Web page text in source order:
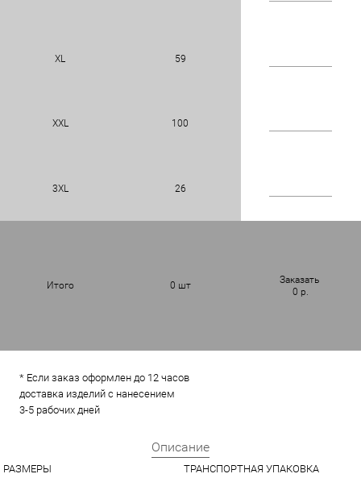
XL 59
XXL 100
3XL 26
Итого 0 шт
Заказать
0 р.
* Если заказ оформлен до 12 часов
доставка изделий с нанесением
3-5 рабочих дней
Описание
РАЗМЕРЫ
ТРАНСПОРТНАЯ УПАКОВКА